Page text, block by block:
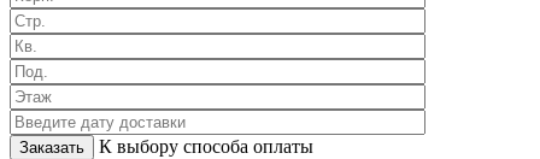
К выбору способа оплаты